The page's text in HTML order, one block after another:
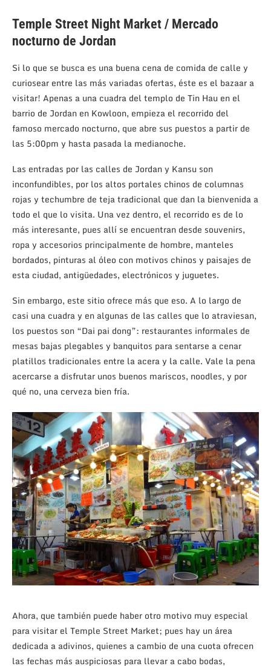
Temple Street Night Market / Mercado
nocturno de Jordan
Si lo que se busca es una buena cena de comida de calle y
curiosear entre las más variadas ofertas, éste es el bazaar a
visitar! Apenas a una cuadra del templo de Tin Hau en el
barrio de Jordan en Kowloon, empieza el recorrido del
famoso mercado nocturno, que abre sus puestos a partir de
las 5:00pm y hasta pasada la medianoche.
Las entradas por las calles de Jordan y Kansu son
inconfundibles, por los altos portales chinos de columnas
rojas y techumbre de teja tradicional que dan la bienvenida a
todo el que lo visita. Una vez dentro, el recorrido es de lo
más interesante, pues allí se encuentran desde souvenirs,
ropa y accesorios principalmente de hombre, manteles
bordados, pinturas al óleo con motivos chinos y paisajes de
esta ciudad, antigüedades, electrónicos y juguetes.
Sin embargo, este sitio ofrece más que eso. A lo largo de
casi una cuadra y en algunas de las calles que lo atraviesan,
los puestos son “Dai pai dong”: restaurantes informales de
mesas bajas plegables y banquitos para sentarse a cenar
platillos tradicionales entre la acera y la calle. Vale la pena
acercarse a disfrutar unos buenos mariscos, noodles, y por
qué no, una cerveza bien fría.
Ahora, que también puede haber otro motivo muy especial
para visitar el Temple Street Market; pues hay un área
dedicada a adivinos, quienes a cambio de una cuota ofrecen
las fechas más auspiciosas para llevar a cabo bodas,